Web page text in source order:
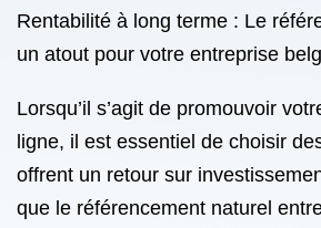
Rentabilité à long terme : Le
un atout pour votre entreprise
Lorsqu’il s’agit de promouvoir
ligne, il est essentiel de choisir
offrent un retour sur
que le référencement naturel